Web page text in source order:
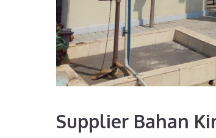
Supplier Bahan